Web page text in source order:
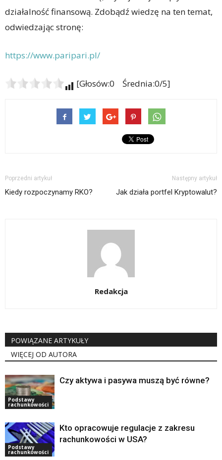
działalność finansową. Zdobądź wiedzę na ten temat,
odwiedzając stronę:
https://www.paripari.pl/
[Głosów:0 Średnia:0/5]
Poprzedni artykuł
Kiedy rozpoczynamy RKO?
Następny artykuł
Jak działa portfel Kryptowalut?
Redakcja
POWIĄZANE ARTYKUŁY
WIĘCEJ OD AUTORA
Podstawy
rachunkowości
Czy aktywa i pasywa muszą być równe?
Podstawy
rachunkowości
Kto opracowuje regulacje z zakresu
rachunkowości w USA?